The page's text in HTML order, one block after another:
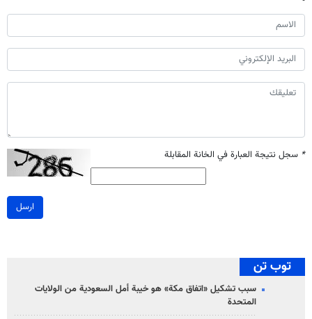
* سجل نتيجة العبارة في الخانة المقابلة
ارسل
توب تن
سبب تشكيل «اتفاق مكة» هو خيبة أمل السعودية من الولايات
المتحدة